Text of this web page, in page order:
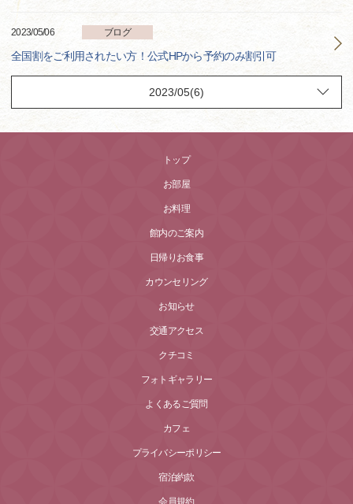
2023/05/06 ブログ
全国割をご利用されたい方！公式HPから予約のみ割引可
トップ
お部屋
お料理
館内のご案内
日帰りお食事
カウンセリング
お知らせ
交通アクセス
クチコミ
フォトギャラリー
よくあるご質問
カフェ
プライバシーポリシー
宿泊約款